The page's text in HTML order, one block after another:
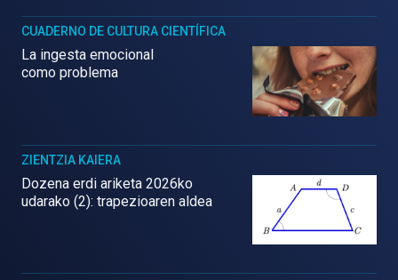
CUADERNO DE CULTURA CIENTÍFICA
La ingesta emocional
como problema
ZIENTZIA KAIERA
Dozena erdi ariketa 2026ko
udarako (2): trapezioaren aldea